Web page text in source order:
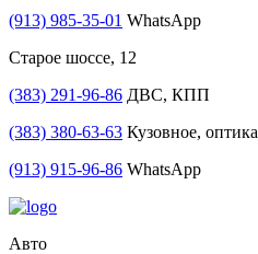
(913) 985-35-01 WhatsApp
Старое шоссе, 12
(383) 291-96-86 ДВС, КПП
(383) 380-63-63 Кузовное, оптика
(913) 915-96-86 WhatsApp
Авто